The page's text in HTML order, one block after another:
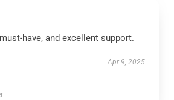
have, and excellent support.
Apr 9, 2025